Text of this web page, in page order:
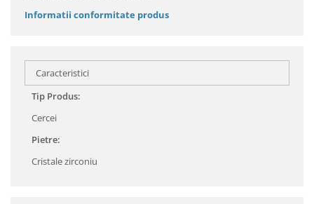
Informatii conformitate produs
Caracteristici
Tip Produs:
Cercei
Pietre:
Cristale zirconiu